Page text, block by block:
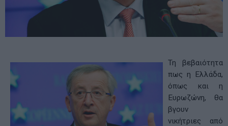
Τη βεβαιότητα
πως η Ελλάδα,
όπως και η
Ευρωζώνη, θα
βγουν
νικήτριες από